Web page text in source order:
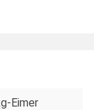
Eimer